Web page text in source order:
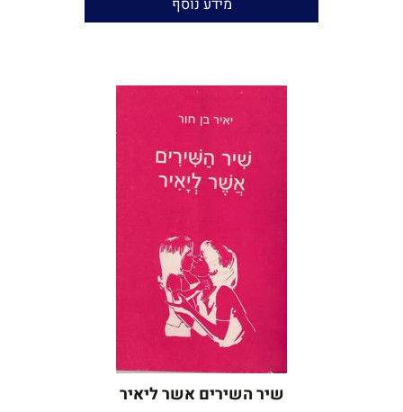
עריכה וניקוד: יאיר בן־חור
המשורר יאיר בן־חור בפייסבוק
כל הזכויות שמורות ליאיר בן־חור
מידע נוסף
שיר השירים אשר ליאיר